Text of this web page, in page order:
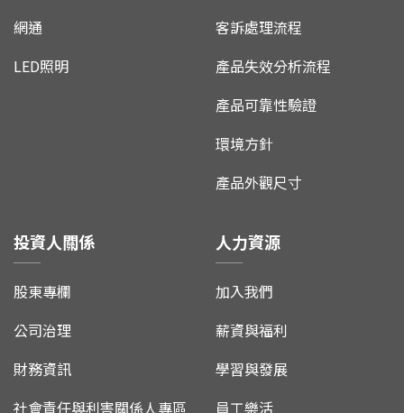
網通
LED照明
客訴處理流程
產品失效分析流程
產品可靠性驗證
環境方針
產品外觀尺寸
投資人關係
股東專欄
公司治理
財務資訊
社會責任與利害關係人專區
人力資源
加入我們
薪資與福利
學習與發展
員工樂活